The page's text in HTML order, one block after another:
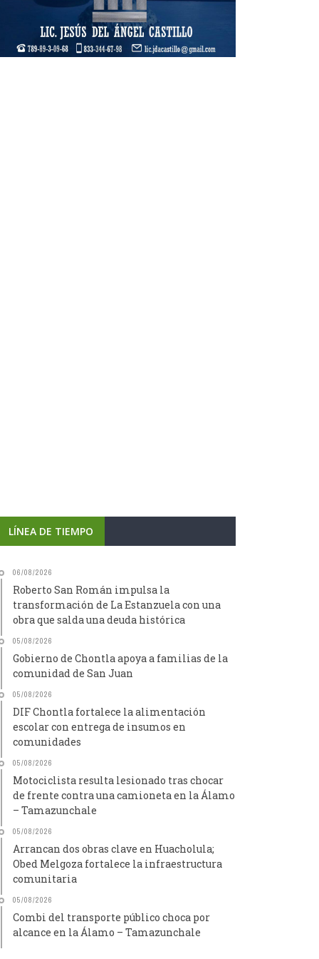
LÍNEA DE TIEMPO
06/08/2026
Roberto San Román impulsa la
transformación de La Estanzuela con una
obra que salda una deuda histórica
05/08/2026
Gobierno de Chontla apoya a familias de la
comunidad de San Juan
05/08/2026
DIF Chontla fortalece la alimentación
escolar con entrega de insumos en
comunidades
05/08/2026
Motociclista resulta lesionado tras chocar
de frente contra una camioneta en la Álamo
– Tamazunchale
05/08/2026
Arrancan dos obras clave en Huacholula;
Obed Melgoza fortalece la infraestructura
comunitaria
05/08/2026
Combi del transporte público choca por
alcance en la Álamo – Tamazunchale